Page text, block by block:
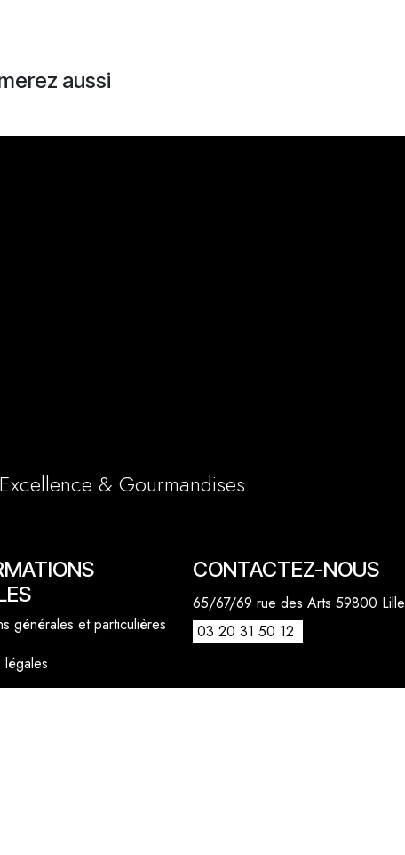
aussi
CONTACTEZ-NOUS
65/67/69 rue des Arts 59800 Lille
03 20 31 50 12
& Gourmandises
générales et particulières
légales